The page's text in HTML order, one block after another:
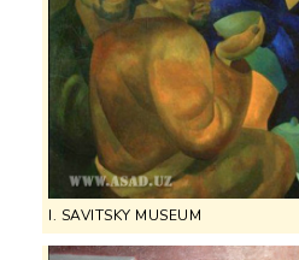
I. SAVITSKY MUSEUM